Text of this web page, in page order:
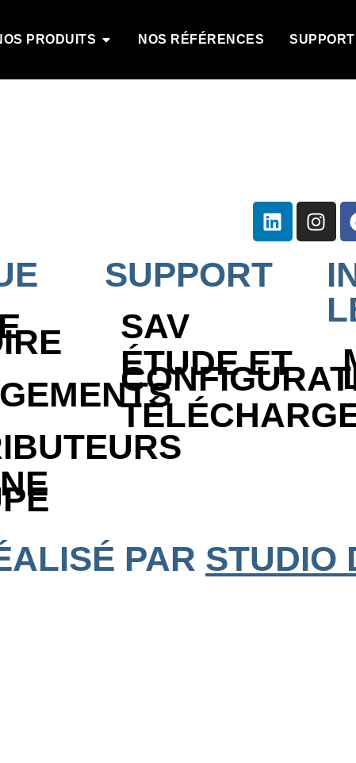
PRODUITS NOS RÉFÉRENCES SUPPORT
SUPPORT
SAV
ÉTUDE ET
PAR STUDIO